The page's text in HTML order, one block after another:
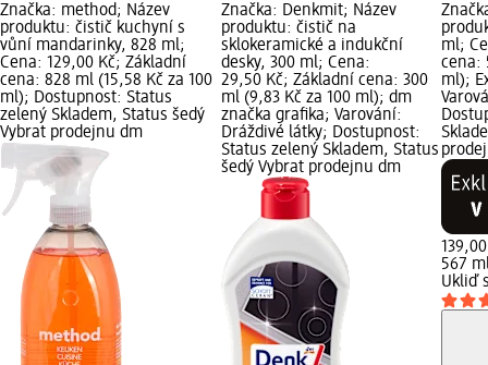
Značka: method; Název
produktu: čistič kuchyní s
vůní mandarinky, 828 ml;
Cena: 129,00 Kč; Základní
cena: 828 ml (15,58 Kč za 100
ml); Dostupnost: Status
zelený Skladem, Status šedý
Vybrat prodejnu dm
Značka: Denkmit; Název
produktu: čistič na
sklokeramické a indukční
desky, 300 ml; Cena:
29,50 Kč; Základní cena: 300
ml (9,83 Kč za 100 ml); dm
značka grafika; Varování:
Dráždivé látky; Dostupnost:
Status zelený Skladem, Status
šedý Vybrat prodejnu dm
ml;
cena:
ml);
567
Ukliď